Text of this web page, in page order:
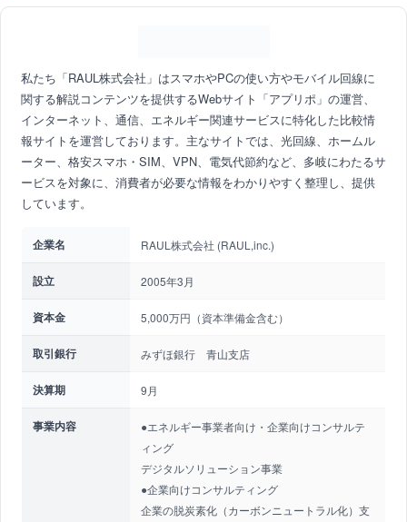
私たち「RAUL株式会社」はスマホやPCの使い方やモバイル回線に
関する解説コンテンツを提供するWebサイト「アプリポ」の運営、
インターネット、通信、エネルギー関連サービスに特化した比較情
報サイトを運営しております。主なサイトでは、光回線、ホームル
ーター、格安スマホ・SIM、VPN、電気代節約など、多岐にわたるサ
ービスを対象に、消費者が必要な情報をわかりやすく整理し、提供
しています。
企業名 RAUL株式会社 (RAUL,inc.)
設立 2005年3月
資本金 5,000万円（資本準備金含む）
取引銀行 みずほ銀行 青山支店
決算期 9月
事業内容
●エネルギー事業者向け・企業向けコンサルテ
ィング
デジタルソリューション事業
●企業向けコンサルティング
企業の脱炭素化（カーボンニュートラル化）支